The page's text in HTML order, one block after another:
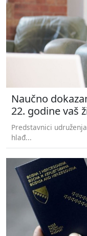
Naučno
22. godine vaš
Predstavnici
hlađ...